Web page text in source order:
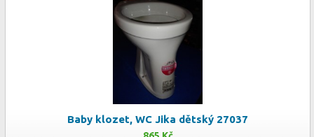
Baby klozet, WC Jika dětský 27037